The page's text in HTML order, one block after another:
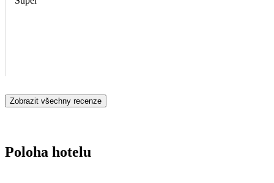
Zobrazit všechny recenze
Poloha hotelu